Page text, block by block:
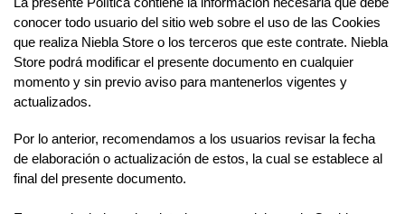
conocer todo usuario del sitio web sobre el uso de las Cookies
que realiza Niebla Store o los terceros que este contrate. Niebla
Store podrá modificar el presente documento en cualquier
momento y sin previo aviso para mantenerlos vigentes y
actualizados.
Por lo anterior, recomendamos a los usuarios revisar la fecha
de elaboración o actualización de estos, la cual se establece al
final del presente documento.